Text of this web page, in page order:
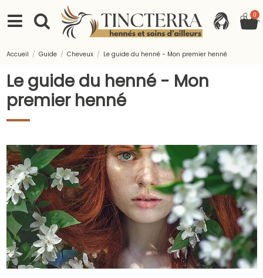
0
Accueil Guide Cheveux Le guide du henné - Mon premier henné
Le guide du henné - Mon
premier henné